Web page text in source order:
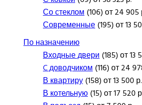
Со стеклом(106) от 24 905
Современные(195) от 13
По назначению
Входные двери(185) от 13
C доводчиком(116) от 24
В квартиру(158) от 13 500 р.
В котельную(15) от 17 520